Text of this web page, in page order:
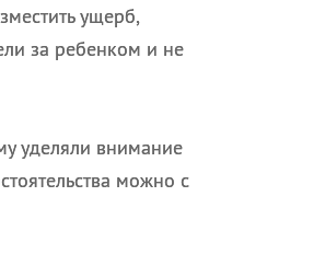
ущерб,
за ребенком и не
уделяли внимание
можно с